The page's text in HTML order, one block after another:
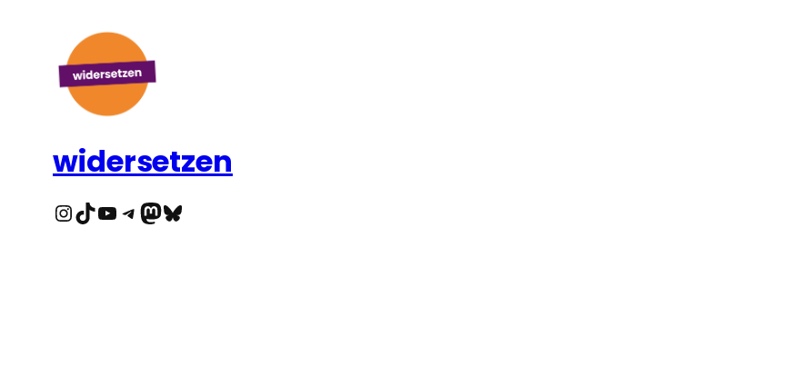
widersetzen
Instagram TikTok YouTube Telegram Mastodon Bluesky